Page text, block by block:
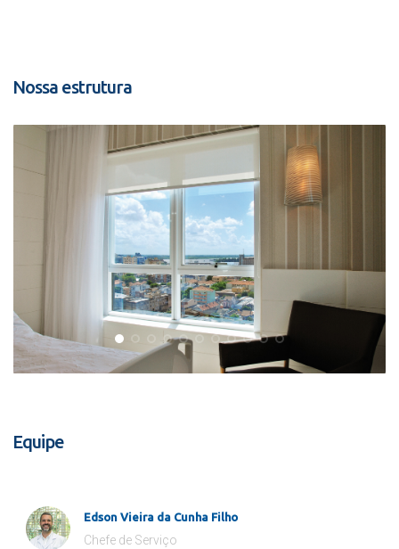
Nossa estrutura
Equipe
Edson Vieira da Cunha Filho
Chefe de Serviço